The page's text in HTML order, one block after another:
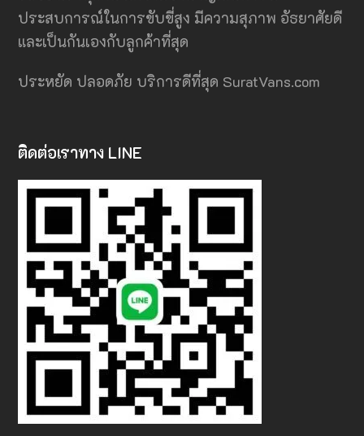
ประสบการณ์ในการขับขี่สูง มีความสุภาพ อัธยาศัยดี
และเป็นกันเองกับลูกค้าที่สุด
ประหยัด ปลอดภัย บริการดีที่สุด SuratVans.com
ติดต่อเราทาง LINE